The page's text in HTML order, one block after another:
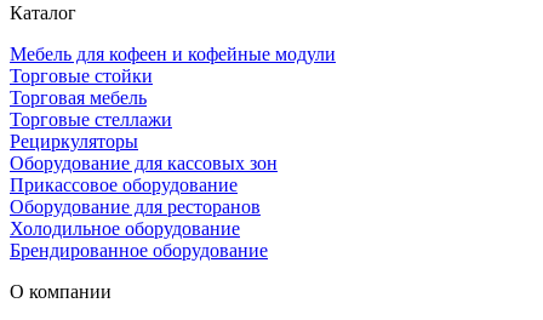
Каталог
Мебель для кофеен и кофейные модули
Торговые стойки
Торговая мебель
Торговые стеллажи
Рециркуляторы
Оборудование для кассовых зон
Прикассовое оборудование
Оборудование для ресторанов
Холодильное оборудование
Брендированное оборудование
О компании